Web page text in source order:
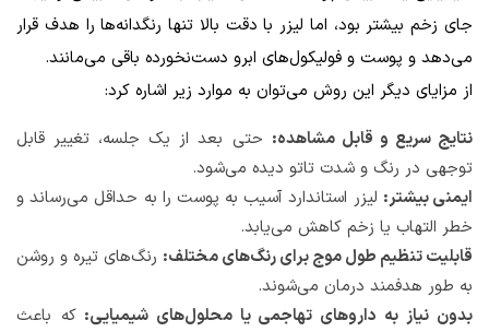
جای زخم بیشتر بود، اما لیزر با دقت بالا تنها رنگدانه‌ها را هدف قرار
می‌دهد و پوست و فولیکول‌های ابرو دست‌نخورده باقی می‌مانند.
از مزایای دیگر این روش می‌توان به موارد زیر اشاره کرد:
نتایج سریع و قابل مشاهده: حتی بعد از یک جلسه، تغییر قابل
توجهی در رنگ و شدت تاتو دیده می‌شود.
ایمنی بیشتر: لیزر استاندارد آسیب به پوست را به حداقل می‌رساند و
خطر التهاب یا زخم کاهش می‌یابد.
قابلیت تنظیم طول موج برای رنگ‌های مختلف: رنگ‌های تیره و روشن
به طور هدفمند درمان می‌شوند.
بدون نیاز به داروهای تهاجمی یا محلول‌های شیمیایی:که باعث